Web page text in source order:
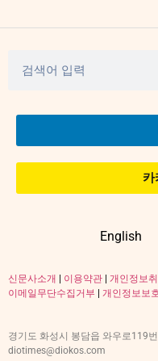
카
English
신문사소개 이용약관 개인정보
이메일무단수집거부
개인정보보
경기도 화성시 봉담읍 와우로119
diotimes@diokos.com